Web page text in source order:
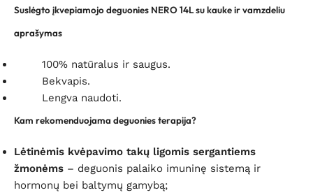
Suslėgto įkvepiamojo deguonies NERO 14L su kauke ir vamzdeliu
aprašymas
100% natūralus ir saugus.
Bekvapis.
Lengva naudoti.
Kam rekomenduojama deguonies terapija?
Lėtinėmis kvėpavimo takų ligomis sergantiems
žmonėms – deguonis palaiko imuninę sistemą ir
hormonų bei baltymų gamybą;